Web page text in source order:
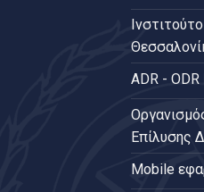
ADR -
Επίλυσης
Mobile